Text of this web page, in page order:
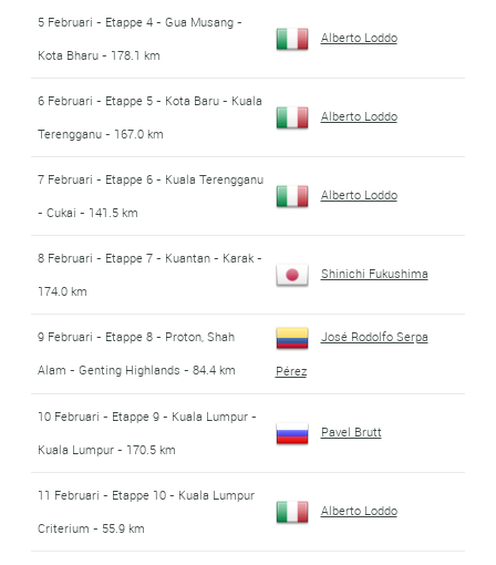
5 Februari - Etappe 4 - Gua Musang -
Kota Bharu - 178.1 km
Alberto Loddo
6 Februari - Etappe 5 - Kota Baru - Kuala
Terengganu - 167.0 km
Alberto Loddo
7 Februari - Etappe 6 - Kuala Terengganu
- Cukai - 141.5 km
Alberto Loddo
8 Februari - Etappe 7 - Kuantan - Karak -
174.0 km
Shinichi Fukushima
9 Februari - Etappe 8 - Proton, Shah
Alam - Genting Highlands - 84.4 km
José Rodolfo Serpa
Pérez
10 Februari - Etappe 9 - Kuala Lumpur -
Kuala Lumpur - 170.5 km
Pavel Brutt
11 Februari - Etappe 10 - Kuala Lumpur
Criterium - 55.9 km
Alberto Loddo